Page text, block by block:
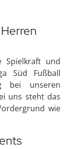
Spielkraft und
Süd Fußball
bei unseren
uns steht das
wie